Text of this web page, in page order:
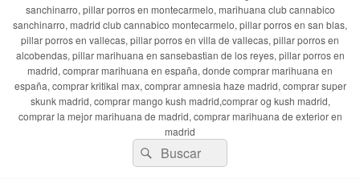
sanchinarro, pillar porros en montecarmelo, marihuana club cannabico
sanchinarro, madrid club cannabico montecarmelo, pillar porros en san blas,
pillar porros en vallecas, pillar porros en villa de vallecas, pillar porros en
alcobendas, pillar marihuana en sansebastian de los reyes, pillar porros en
madrid, comprar marihuana en españa, donde comprar marihuana en
españa, comprar kritikal max, comprar amnesia haze madrid, comprar super
skunk madrid, comprar mango kush madrid,comprar og kush madrid,
comprar la mejor marihuana de madrid, comprar marihuana de exterior en
madrid
Buscar
por:
Buscar